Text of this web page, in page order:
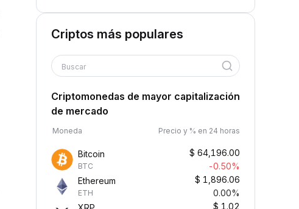
Criptos más populares
Buscar
Criptomonedas de mayor capitalización
de mercado
Moneda Precio y % en 24 horas
Bitcoin
BTC
$ 64,196.00
-0.50%
Ethereum
ETH
$ 1,896.06
0.00%
$ 1.02